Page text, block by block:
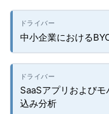
中小企業における
SaaSアプリおよび
込み分析